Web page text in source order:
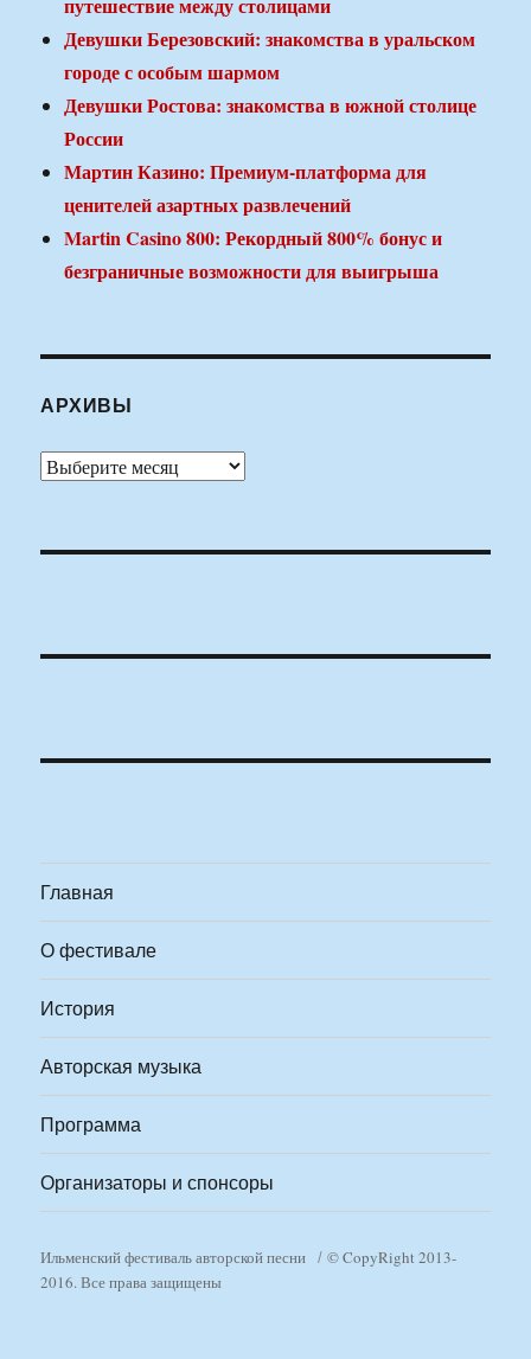
Девушки Березовский: знакомства в уральском
городе с особым шармом
Девушки Ростова: знакомства в южной столице
России
Мартин Казино: Премиум-платформа для
ценителей азартных развлечений
Martin Casino 800: Рекордный 800% бонус и
безграничные возможности для выигрыша
АРХИВЫ
Архивы
Главная
О фестивале
История
Авторская музыка
Программа
Организаторы и спонсоры
Ильменский фестиваль авторской песни
© CopyRight 2013-
2016. Все права защищены